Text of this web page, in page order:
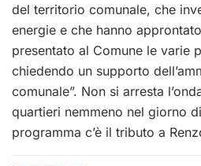
del territorio comunale, che
energie e che hanno
presentato al Comune le varie
chiedendo un supporto
comunale”. Non si arresta
quartieri nemmeno nel giorno
programma c’è il tributo a